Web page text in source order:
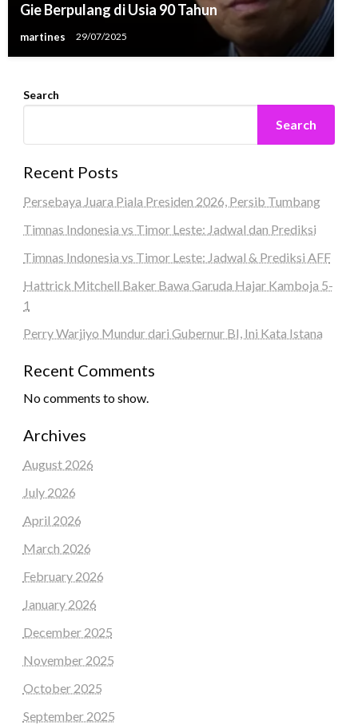
Gie Berpulang di Usia 90 Tahun
martines 29/07/2025
Search
Search
Recent Posts
Persebaya Juara Piala Presiden 2026, Persib Tumbang
Timnas Indonesia vs Timor Leste: Jadwal dan Prediksi
Timnas Indonesia vs Timor Leste: Jadwal & Prediksi AFF
Hattrick Mitchell Baker Bawa Garuda Hajar Kamboja 5-
1
Perry Warjiyo Mundur dari Gubernur BI, Ini Kata Istana
Recent Comments
No comments to show.
Archives
August 2026
July 2026
April 2026
March 2026
February 2026
January 2026
December 2025
November 2025
October 2025
September 2025